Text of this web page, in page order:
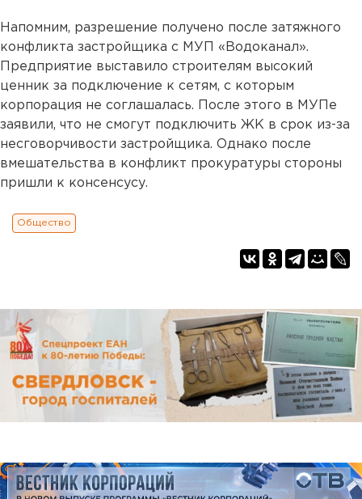
Напомним, разрешение получено после затяжного
конфликта застройщика с МУП «Водоканал».
Предприятие выставило строителям высокий
ценник за подключение к сетям, с которым
корпорация не соглашалась. После этого в МУПе
заявили, что не смогут подключить ЖК в срок из-за
несговорчивости застройщика. Однако после
вмешательства в конфликт прокуратуры стороны
пришли к консенсусу.
Общество